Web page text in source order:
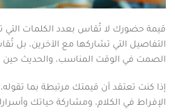
قيمة حضورك لا تُقاس بعدد الكلمات التي
التفاصيل التي تشاركها مع الآخرين، بل
الصمت في الوقت المناسب، والحديث حين
إذا كنت تعتقد أن قيمتك مرتبطة بما
الإفراط في الكلام، ومشاركة حياتك